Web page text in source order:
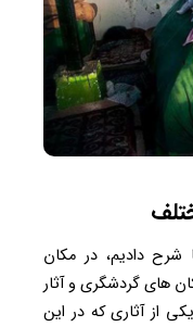
دادیم، در مکان
های گردشگری و آثار
از آثاری که در این